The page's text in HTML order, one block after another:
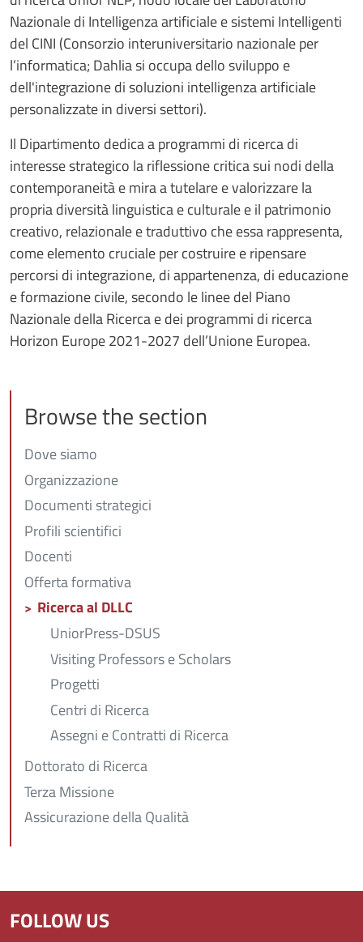
Nazionale di Intelligenza artificiale e sistemi Intelligenti
del CINI (Consorzio interuniversitario nazionale per
l’informatica; Dahlia si occupa dello sviluppo e
dell'integrazione di soluzioni intelligenza artificiale
personalizzate in diversi settori).
Il Dipartimento dedica a programmi di ricerca di
interesse strategico la riflessione critica sui nodi della
contemporaneità e mira a tutelare e valorizzare la
propria diversità linguistica e culturale e il patrimonio
creativo, relazionale e traduttivo che essa rappresenta,
come elemento cruciale per costruire e ripensare
percorsi di integrazione, di appartenenza, di educazione
e formazione civile, secondo le linee del Piano
Nazionale della Ricerca e dei programmi di ricerca
Horizon Europe 2021-2027 dell’Unione Europea.
Browse the section
Dove siamo
Organizzazione
Documenti strategici
Profili scientifici
Docenti
Offerta formativa
Ricerca al DLLC
UniorPress-DSUS
Visiting Professors e Scholars
Progetti
Centri di Ricerca
Assegni e Contratti di Ricerca
Dottorato di Ricerca
Terza Missione
Assicurazione della Qualità
FOLLOW US